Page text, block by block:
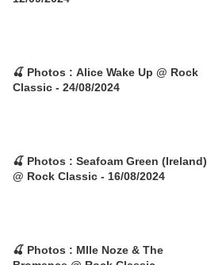
🍒 Photos : Alice Wake Up @ Rock
Classic - 24/08/2024
🍒 Photos : Seafoam Green (Ireland)
@ Rock Classic - 16/08/2024
🍒 Photos : Mlle Noze & The